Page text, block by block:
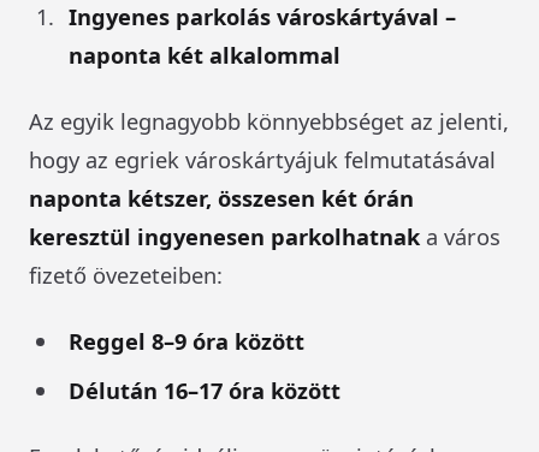
Ingyenes parkolás városkártyával –
naponta két alkalommal
Az egyik legnagyobb könnyebbséget az jelenti,
hogy az egriek városkártyájuk felmutatásával
naponta kétszer, összesen két órán
keresztül ingyenesen parkolhatnak a város
fizető övezeteiben:
Reggel 8–9 óra között
Délután 16–17 óra között